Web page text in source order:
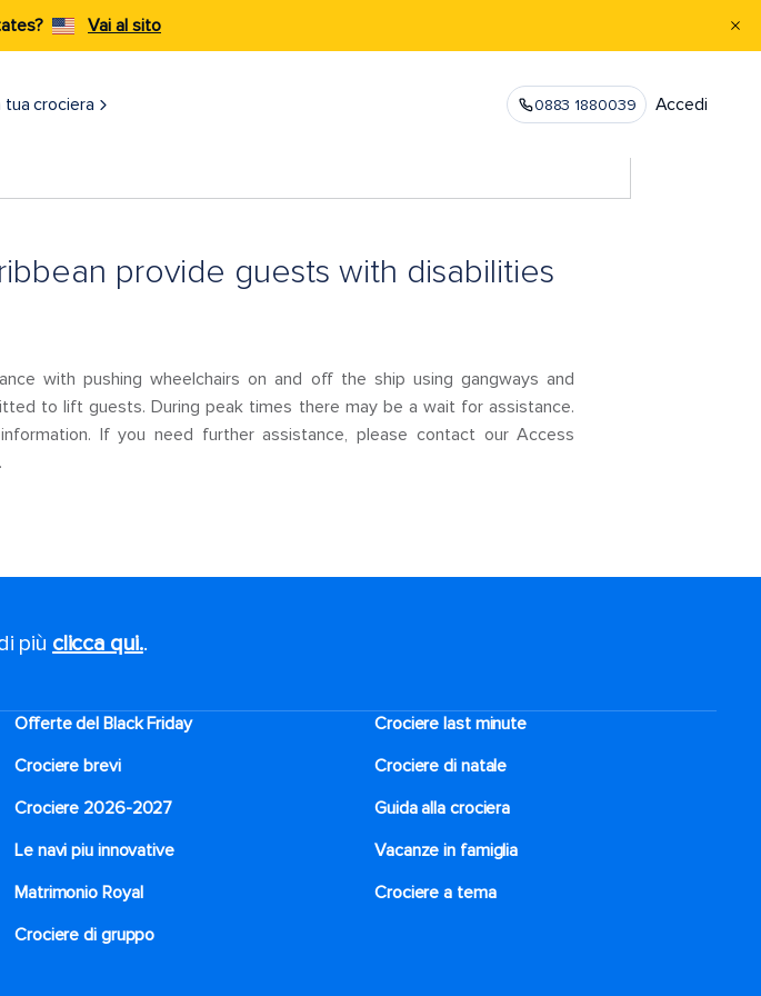
Vai al sito
tua crociera 0883 1880039 Accedi
provide guests with disabilities
with pushing wheelchairs on and off the ship using gangways and
to lift guests. During peak times there may be a wait for assistance.
If you need further assistance, please contact our Access
più clicca qui..
Offerte del Black Friday
Crociere last minute
Crociere brevi​
Crociere di natale​
Crociere 2026-2027
Guida alla crociera
Le navi piu innovative
Vacanze in famiglia
Matrimonio Royal
Crociere a tema
Crociere di gruppo